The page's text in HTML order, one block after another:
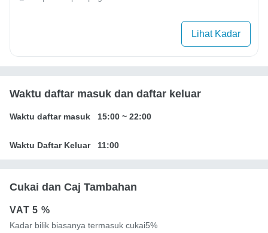
Lihat Kadar
Waktu daftar masuk dan daftar keluar
Waktu daftar masuk 15:00 ~ 22:00
Waktu Daftar Keluar 11:00
Cukai dan Caj Tambahan
VAT5 %
Kadar bilik biasanya termasuk cukai5%